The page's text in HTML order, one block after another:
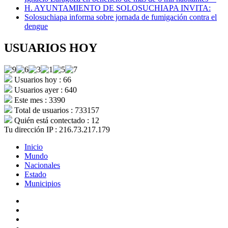
H. AYUNTAMIENTO DE SOLOSUCHIAPA INVITA:
Solosuchiapa informa sobre jornada de fumigación contra el
dengue
USUARIOS HOY
Usuarios hoy : 66
Usuarios ayer : 640
Este mes : 3390
Total de usuarios : 733157
Quién está contectado : 12
Tu dirección IP : 216.73.217.179
Inicio
Mundo
Nacionales
Estado
Municipios